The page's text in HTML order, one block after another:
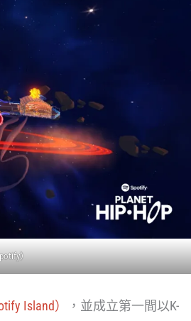
）
Island）
，並成立第一間以K-